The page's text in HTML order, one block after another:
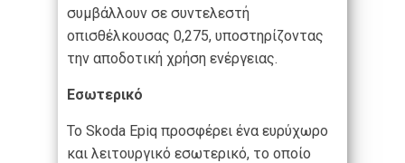
συμβάλλουν σε συντελεστή
οπισθέλκουσας 0,275, υποστηρίζοντας
την αποδοτική χρήση ενέργειας.
Εσωτερικό
Το Skoda Epiq προσφέρει ένα ευρύχωρο
και λειτουργικό εσωτερικό, το οποίο